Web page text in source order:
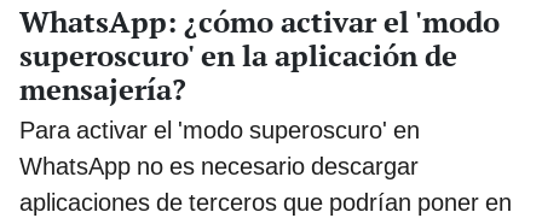
WhatsApp: ¿cómo activar el 'modo
superoscuro' en la aplicación de
mensajería?
Para activar el 'modo superoscuro' en
WhatsApp no es necesario descargar
aplicaciones de terceros que podrían poner en